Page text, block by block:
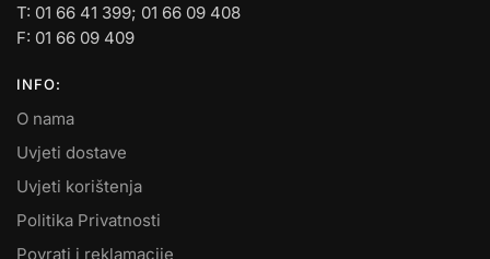
T: 01 66 41 399; 01 66 09 408
F: 01 66 09 409
INFO:
O nama
Uvjeti dostave
Uvjeti korištenja
Politika Privatnosti
Povrati i reklamacije